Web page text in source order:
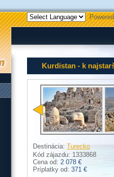
Kurdistan - k
Destinácia: Turecko
Kód zájazdu: 1333868
Cena od: 2 078 €
Príplatky od: 371 €